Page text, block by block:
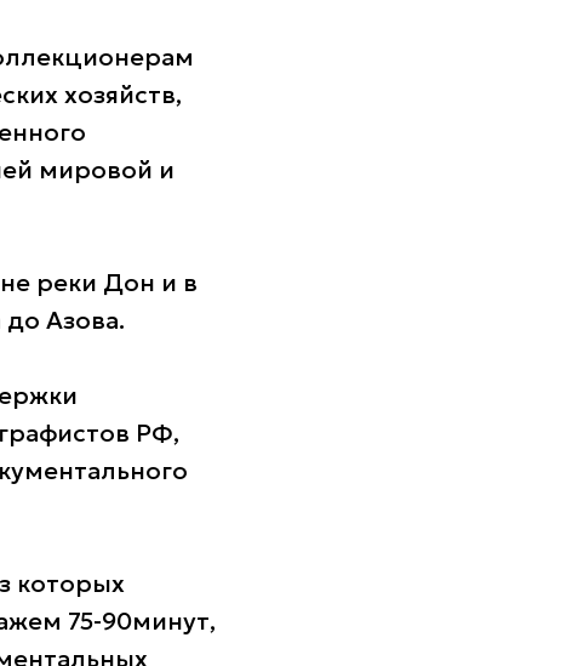
хозяйств,
мировой и
реки Дон и в
Азова.
РФ,
которых
75-90минут,